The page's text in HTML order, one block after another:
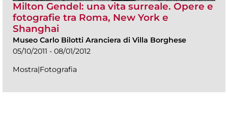
Milton Gendel: una vita surreale. Opere e
fotografie tra Roma, New York e
Shanghai
Museo Carlo Bilotti Aranciera di Villa Borghese
05/10/2011 - 08/01/2012
Mostra|Fotografia